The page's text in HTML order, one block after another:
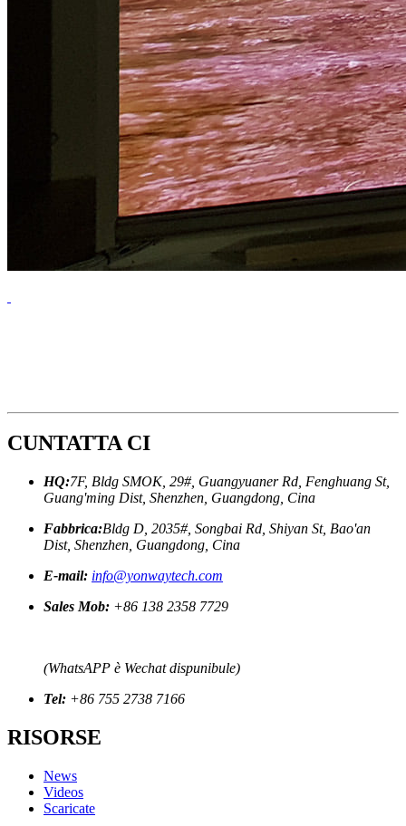
CUNTATTA CI
HQ:7F, Bldg SMOK, 29#, Guangyuaner Rd, Fenghuang St,
Guang'ming Dist, Shenzhen, Guangdong, Cina
Fabbrica:Bldg D, 2035#, Songbai Rd, Shiyan St, Bao'an
Dist, Shenzhen, Guangdong, Cina
E-mail: info@yonwaytech.com
Sales Mob: +86 138 2358 7729
(WhatsAPP è Wechat dispunibule)
Tel: +86 755 2738 7166
RISORSE
News
Videos
Scaricate